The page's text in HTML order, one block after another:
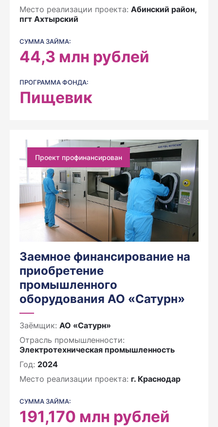
Место реализации проекта: Абинский район,
пгт Ахтырский
СУММА ЗАЙМА:
44,3 млн рублей
ПРОГРАММА ФОНДА:
Пищевик
Проект профинансирован
Заемное финансирование на
приобретение
промышленного
оборудования АО «Сатурн»
Заёмщик: АО «Сатурн»
Отрасль промышленности:
Электротехническая промышленность
Год: 2024
Место реализации проекта: г. Краснодар
СУММА ЗАЙМА:
191,170 млн рублей